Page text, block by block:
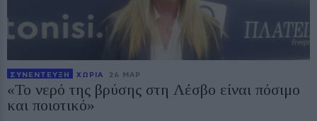
ΣΥΝΕΝΤΕΥΞΗ ΧΩΡΙΑ 26 ΜΑΡ
«Το νερό της βρύσης στη Λέσβο είναι πόσιμο
και ποιοτικό»